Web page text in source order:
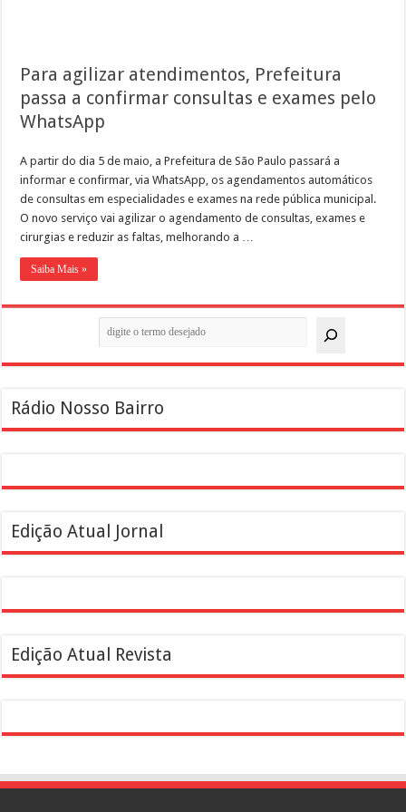
Para agilizar atendimentos, Prefeitura
passa a confirmar consultas e exames pelo
WhatsApp
A partir do dia 5 de maio, a Prefeitura de São Paulo passará a
informar e confirmar, via WhatsApp, os agendamentos automáticos
de consultas em especialidades e exames na rede pública municipal.
O novo serviço vai agilizar o agendamento de consultas, exames e
cirurgias e reduzir as faltas, melhorando a …
Saiba Mais »
Rádio Nosso Bairro
Edição Atual Jornal
Edição Atual Revista